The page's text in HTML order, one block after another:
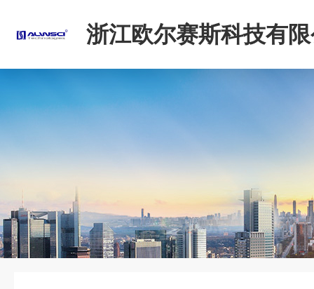
浙江欧尔赛斯科技有